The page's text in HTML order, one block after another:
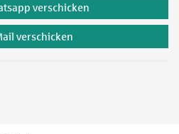
verschicken
verschicken